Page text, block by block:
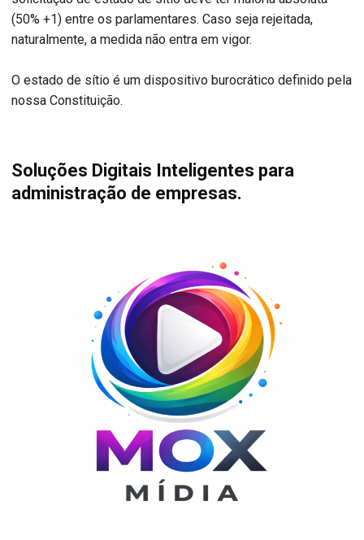
(50% +1) entre os parlamentares. Caso seja rejeitada,
naturalmente, a medida não entra em vigor.
O estado de sítio é um dispositivo burocrático definido pela
nossa Constituição.
Soluções Digitais Inteligentes para
administração de empresas.